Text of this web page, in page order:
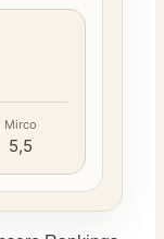
Mirco
5,5